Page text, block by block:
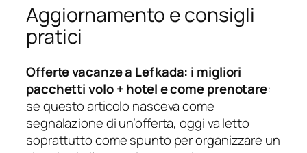
Aggiornamento e consigli
pratici
Offerte vacanze a Lefkada: i migliori
pacchetti volo + hotel e come prenotare:
se questo articolo nasceva come
segnalazione di un’offerta, oggi va letto
soprattutto come spunto per organizzare un